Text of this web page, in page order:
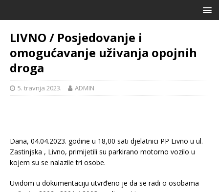
LIVNO / Posjedovanje i
omogućavanje uživanja opojnih
droga
5. travnja 2023. ADMIN
Dana, 04.04.2023. godine u 18,00 sati djelatnici PP Livno u ul.
Zastinjska , Livno, primijetili su parkirano motorno vozilo u
kojem su se nalazile tri osobe.
Uvidom u dokumentaciju utvrđeno je da se radi o osobama